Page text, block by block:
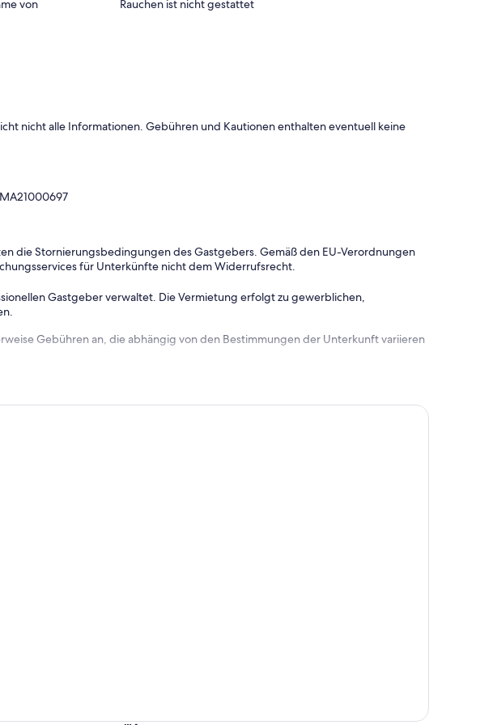
von
Rauchen ist nicht gestattet
nicht alle Informationen. Gebühren und Kautionen enthalten eventuell keine
die Stornierungsbedingungen des Gastgebers. Gemäß den EU-Verordnungen
für Unterkünfte nicht dem Widerrufsrecht.
Gastgeber verwaltet. Die Vermietung erfolgt zu gewerblichen,
Gebühren an, die abhängig von den Bestimmungen der Unterkunft variieren